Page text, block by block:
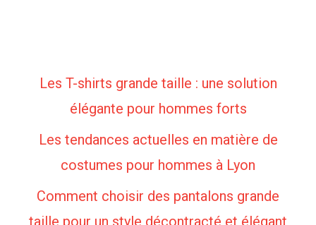
Les T-shirts grande taille : une solution
élégante pour hommes forts
Les tendances actuelles en matière de
costumes pour hommes à Lyon
Comment choisir des pantalons grande
taille pour un style décontracté et élégant